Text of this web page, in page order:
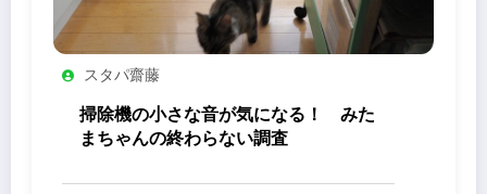
スタパ齋藤
掃除機の小さな音が気になる！ みた
まちゃんの終わらない調査